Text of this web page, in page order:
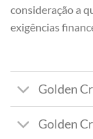
consideração a
exigências
Golden
Golden